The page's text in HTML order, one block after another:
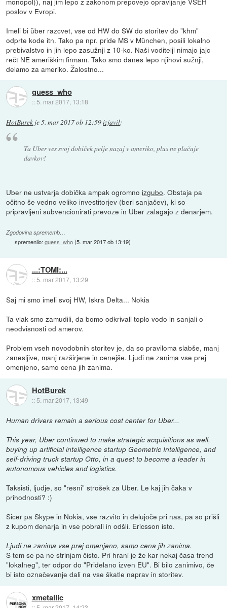
poslov v Evropi.
Imeli bi über razcvet, vse od HW do SW do storitev do "khm"
odprte kode itn. Tako pa npr. pride MS v München, posili lokalno
prebivalstvo in jih lepo zasužnji z 10-ko. Naši voditelji nimajo jajc
rečt NE ameriškim firmam. Tako smo danes lepo njihovi sužnji,
delamo za ameriko. Žalostno...
guess_who
:: 5. mar 2017, 13:18
HotBurek je5. mar 2017 ob 12:59izjavil:
Ta Uber ves svoj dobiček pelje nazaj v ameriko, plus ne plačuje
davkov!
Uber ne ustvarja dobička ampak ogromnoizgubo. Obstaja pa
očitno še vedno veliko investitorjev (beri sanjačev), ki so
pripravljeni subvencionirati prevoze in Uber zalagajo z denarjem.
Zgodovina sprememb…
spremenilo:guess_who(5. mar 2017 ob 13:19)
...:TOMI:...
::5. mar 2017, 13:29
Saj mi smo imeli svoj HW, Iskra Delta... Nokia
Ta vlak smo zamudili, da bomo odkrivali toplo vodo in sanjali o
neodvisnosti od amerov.
Problem vseh novodobnih storitev je, da so praviloma slabše, manj
zanesljive, manj razširjene in cenejše. Ljudi ne zanima vse prej
omenjeno, samo cena jih zanima.
HotBurek
:: 5. mar 2017, 13:49
Human drivers remain a serious cost center for Uber...
This year, Uber continued to make strategic acquisitions as well,
buying up artificial intelligence startup Geometric Intelligence, and
self-driving truck startup Otto, in a quest to become a leader in
autonomous vehicles and logistics.
Taksisti, ljudje, so "resni" strošek za Uber. Le kaj jih čaka v
prihodnosti? :)
Sicer pa Skype in Nokia, vse razvito in delujoče pri nas, pa so prišli
z kupom denarja in vse pobrali in odšli. Ericsson isto.
Ljudi ne zanima vse prej omenjeno, samo cena jih zanima.
S tem se pa ne strinjam čisto. Pri hrani je že kar nekaj časa trend
"lokalneg", ter odpor do "Pridelano izven EU". Bi bilo zanimivo, če
bi isto označevanje dali na vse škatle naprav in storitev.
xmetallic